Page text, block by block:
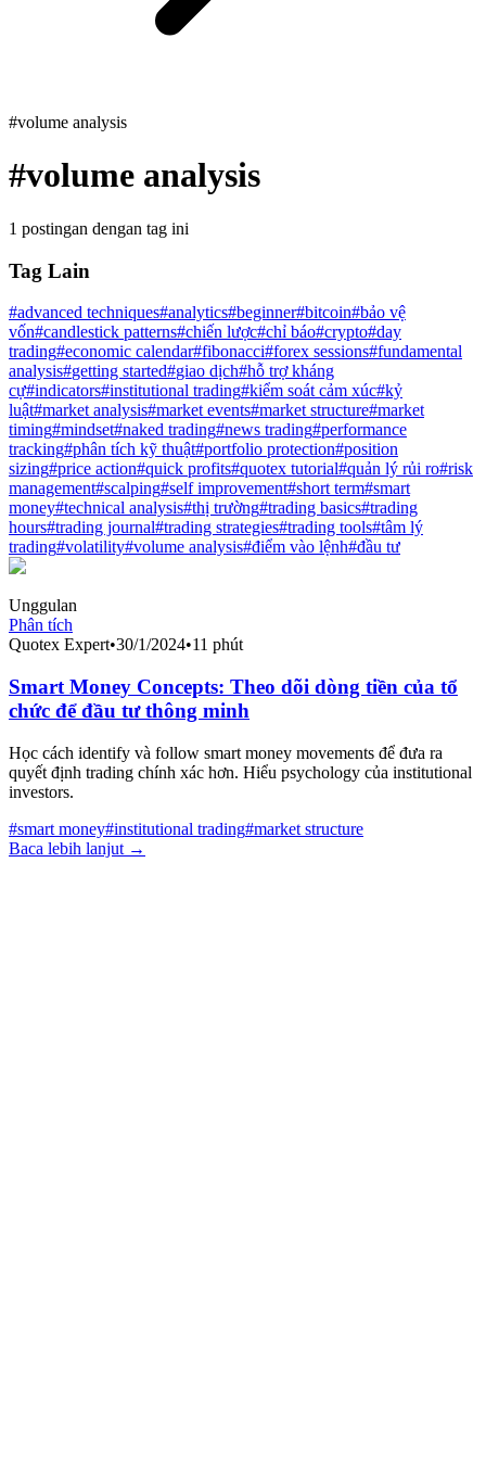
#volume analysis
#volume analysis
1 postingan dengan tag ini
Tag Lain
#advanced techniques#analytics#beginner#bitcoin#bảo vệ
vốn#candlestick patterns#chiến lược#chỉ báo#crypto#day
trading#economic calendar#fibonacci#forex sessions#fundamental
analysis#getting started#giao dịch#hỗ trợ kháng
cự#indicators#institutional trading#kiểm soát cảm xúc#kỷ
luật#market analysis#market events#market structure#market
timing#mindset#naked trading#news trading#performance
tracking#phân tích kỹ thuật#portfolio protection#position
sizing#price action#quick profits#quotex tutorial#quản lý rủi ro#risk
management#scalping#self improvement#short term#smart
money#technical analysis#thị trường#trading basics#trading
hours#trading journal#trading strategies#trading tools#tâm lý
trading#volatility#volume analysis#điểm vào lệnh#đầu tư
Unggulan
Phân tích
Quotex Expert•30/1/2024•11 phút
Smart Money Concepts: Theo dõi dòng tiền của tổ
chức để đầu tư thông minh
Học cách identify và follow smart money movements để đưa ra
quyết định trading chính xác hơn. Hiểu psychology của institutional
investors.
#smart money#institutional trading#market structure
Baca lebih lanjut →